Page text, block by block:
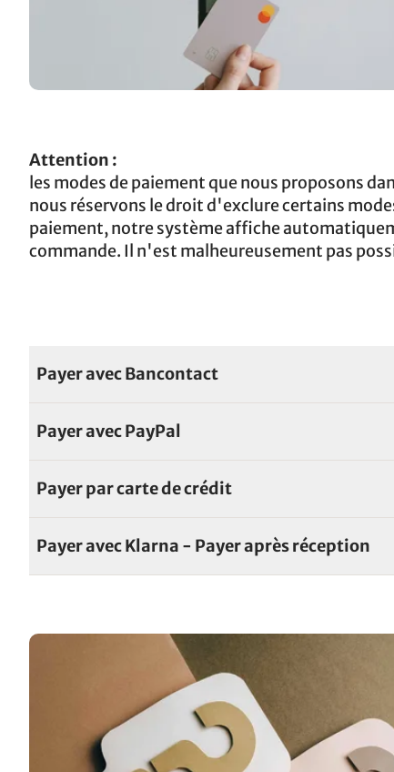
Attention :
les modes de paiement que nous proposons
nous réservons le droit d'exclure certains
paiement, notre système affiche
commande. Il n'est malheureusement pas
Payer avec Bancontact
Payer avec PayPal
Payer par carte de crédit
Payer avec Klarna - Payer après réception